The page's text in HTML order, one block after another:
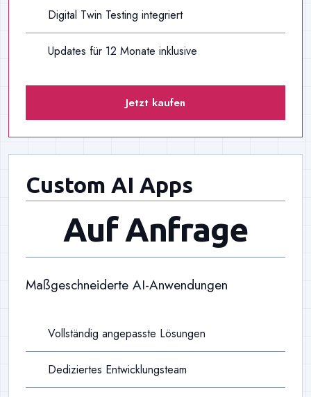
Digital Twin Testing integriert
Updates für 12 Monate inklusive
Jetzt kaufen
Custom AI Apps
Auf Anfrage
Maßgeschneiderte AI-Anwendungen
Vollständig angepasste Lösungen
Dediziertes Entwicklungsteam